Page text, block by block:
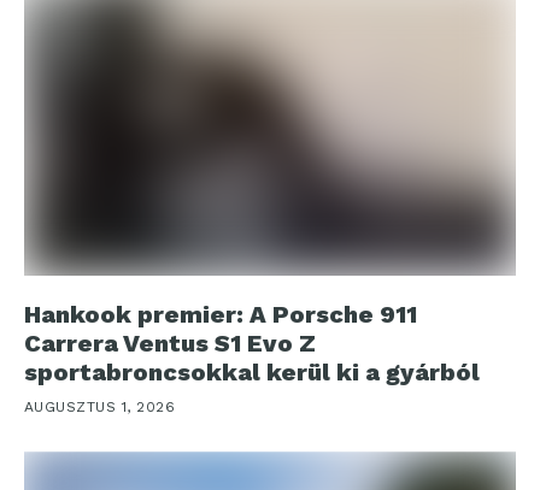
Hankook premier: A Porsche 911
Carrera Ventus S1 Evo Z
sportabroncsokkal kerül ki a gyárból
AUGUSZTUS 1, 2026